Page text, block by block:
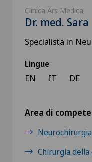
Clinica Ars Medica
Dr. med.
Specialista in
Lingue
EN IT DE
Area di
Neurochirurgia
Chirurgia